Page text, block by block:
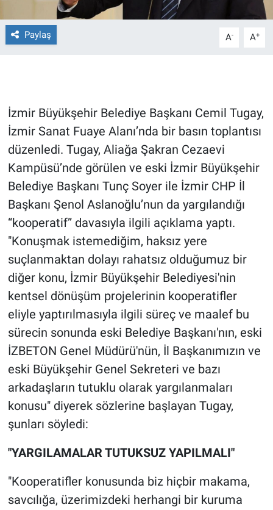
Paylaş A- A+
İzmir Büyükşehir Belediye Başkanı Cemil Tugay,
İzmir Sanat Fuaye Alanı’nda bir basın toplantısı
düzenledi. Tugay, Aliağa Şakran Cezaevi
Kampüsü’nde görülen ve eski İzmir Büyükşehir
Belediye Başkanı Tunç Soyer ile İzmir CHP İl
Başkanı Şenol Aslanoğlu’nun da yargılandığı
“kooperatif” davasıyla ilgili açıklama yaptı.
"Konuşmak istemediğim, haksız yere
suçlanmaktan dolayı rahatsız olduğumuz bir
diğer konu, İzmir Büyükşehir Belediyesi'nin
kentsel dönüşüm projelerinin kooperatifler
eliyle yaptırılmasıyla ilgili süreç ve maalef bu
sürecin sonunda eski Belediye Başkanı'nın, eski
İZBETON Genel Müdürü'nün, İl Başkanımızın ve
eski Büyükşehir Genel Sekreteri ve bazı
arkadaşların tutuklu olarak yargılanmaları
konusu" diyerek sözlerine başlayan Tugay,
şunları söyledi:
"YARGILAMALAR TUTUKSUZ YAPILMALI"
"Kooperatifler konusunda biz hiçbir makama,
savcılığa, üzerimizdeki herhangi bir kuruma
Günün görüntüsü
Kimdir
Koronavirüs
Kültür Sanat
Ne demişti
Nedir
Popüler
Programlar
Sağlık
Spor
Teknoloji
Türkiye'nin Geleceği
Türkiye'nin Gündemi
Yerel Gündem